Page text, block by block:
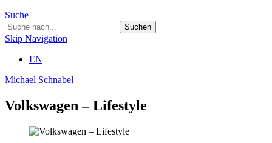
Suche
Skip Navigation
EN
Michael Schnabel
Volkswagen – Lifestyle